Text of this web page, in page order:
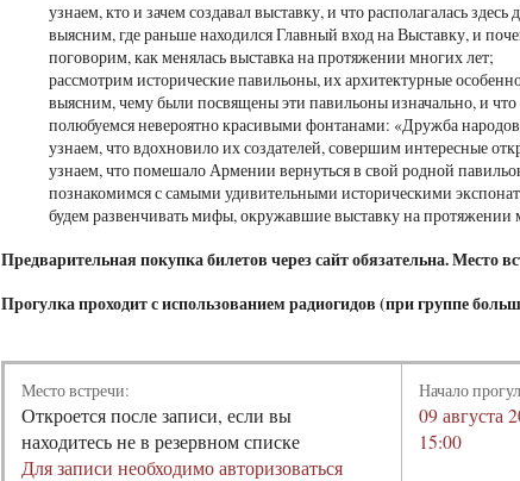
узнаем, кто и зачем создавал выставку, и что располагалась здесь
выясним, где раньше находился Главный вход на Выставку, и
поговорим, как менялась выставка на протяжении многих лет;
рассмотрим исторические павильоны, их архитектурные
выясним, чему были посвящены эти павильоны изначально, и что
полюбуемся невероятно красивыми фонтанами: «Дружба
узнаем, что вдохновило их создателей, совершим интересные
узнаем, что помешало Армении вернуться в свой родной
познакомимся с самыми удивительными историческими
будем развенчивать мифы, окружавшие выставку на протяжении
Предварительная покупка билетов через сайт обязательна. Место
Прогулка проходит с использованием радиогидов (при группе
Место встречи:
Откроется после записи, если вы
находитесь не в резервном списке
Для записи необходимо авторизоваться
Начало
09 августа
15:00